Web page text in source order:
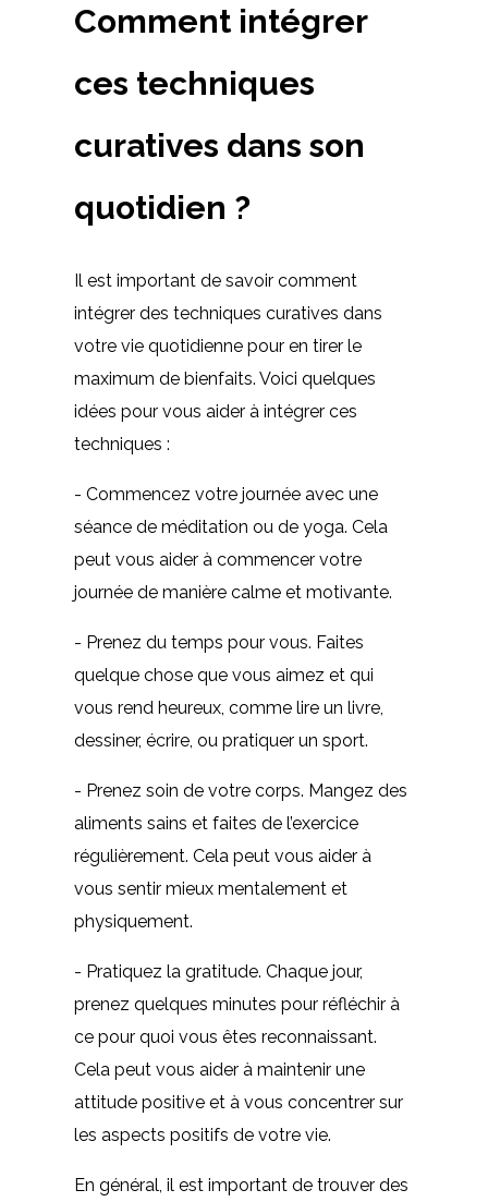
Comment intégrer
ces techniques
curatives dans son
quotidien ?
Il est important de savoir comment
intégrer des techniques curatives dans
votre vie quotidienne pour en tirer le
maximum de bienfaits. Voici quelques
idées pour vous aider à intégrer ces
techniques :
- Commencez votre journée avec une
séance de méditation ou de yoga. Cela
peut vous aider à commencer votre
journée de manière calme et motivante.
- Prenez du temps pour vous. Faites
quelque chose que vous aimez et qui
vous rend heureux, comme lire un livre,
dessiner, écrire, ou pratiquer un sport.
- Prenez soin de votre corps. Mangez des
aliments sains et faites de l’exercice
régulièrement. Cela peut vous aider à
vous sentir mieux mentalement et
physiquement.
- Pratiquez la gratitude. Chaque jour,
prenez quelques minutes pour réfléchir à
ce pour quoi vous êtes reconnaissant.
Cela peut vous aider à maintenir une
attitude positive et à vous concentrer sur
les aspects positifs de votre vie.
En général, il est important de trouver des